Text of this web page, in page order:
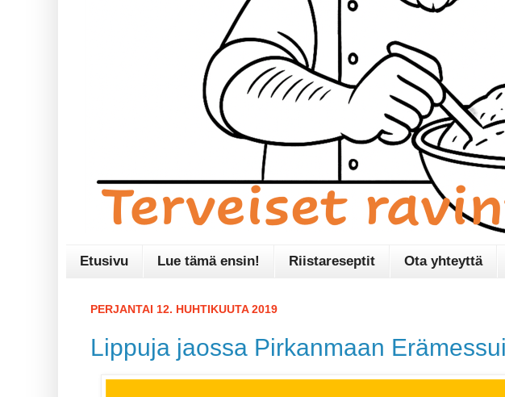
Etusivu Lue tämä ensin! Riistareseptit Ota yhteyttä
PERJANTAI 12. HUHTIKUUTA 2019
Lippuja jaossa Pirkanmaan